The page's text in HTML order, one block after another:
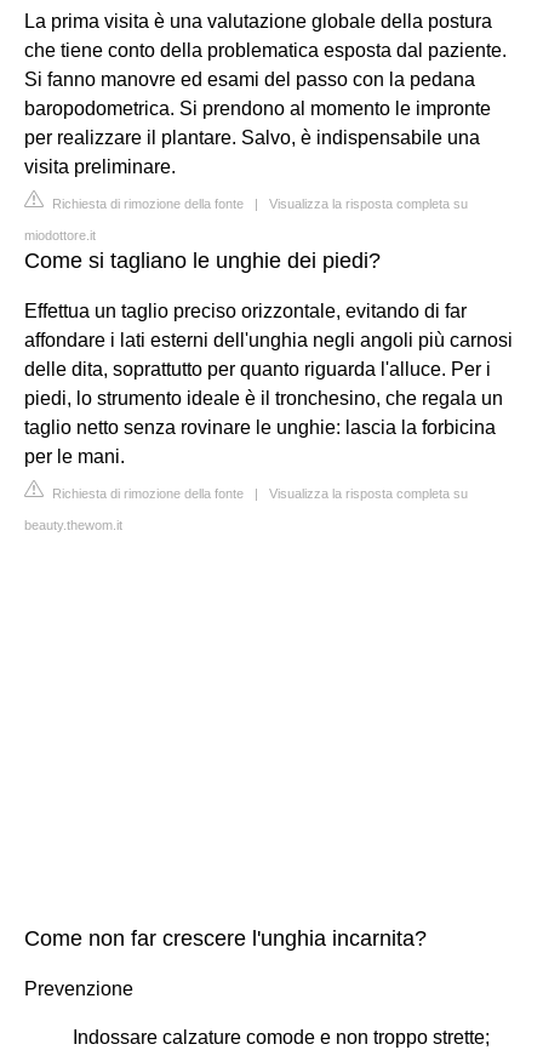
La prima visita è una valutazione globale della postura
che tiene conto della problematica esposta dal paziente.
Si fanno manovre ed esami del passo con la pedana
baropodometrica. Si prendono al momento le impronte
per realizzare il plantare. Salvo, è indispensabile una
visita preliminare.
Richiesta di rimozione della fonte | Visualizza la risposta completa su
miodottore.it
Come si tagliano le unghie dei piedi?
Effettua un taglio preciso orizzontale, evitando di far
affondare i lati esterni dell'unghia negli angoli più carnosi
delle dita, soprattutto per quanto riguarda l'alluce. Per i
piedi, lo strumento ideale è il tronchesino, che regala un
taglio netto senza rovinare le unghie: lascia la forbicina
per le mani.
Richiesta di rimozione della fonte | Visualizza la risposta completa su
beauty.thewom.it
Come non far crescere l'unghia incarnita?
Prevenzione
Indossare calzature comode e non troppo strette;